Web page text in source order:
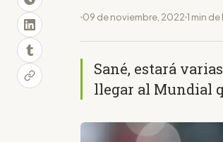
09 de noviembre, 20221 min
Sané, estará
llegar al Mundial